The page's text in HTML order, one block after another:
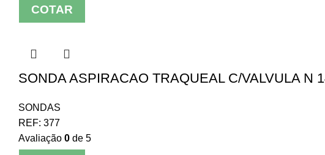
COTAR
SONDA ASPIRACAO TRAQUEAL C/VALVULA N
SONDAS
REF: 377
Avaliação 0 de 5